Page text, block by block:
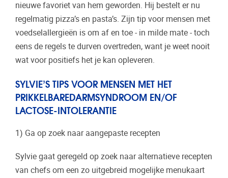
nieuwe favoriet van hem geworden. Hij bestelt er nu
regelmatig pizza’s en pasta’s. Zijn tip voor mensen met
voedselallergieën is om af en toe - in milde mate - toch
eens de regels te durven overtreden, want je weet nooit
wat voor positiefs het je kan opleveren.
SYLVIE’S TIPS VOOR MENSEN MET HET
PRIKKELBAREDARMSYNDROOM EN/OF
LACTOSE-INTOLERANTIE
1) Ga op zoek naar aangepaste recepten
Sylvie gaat geregeld op zoek naar alternatieve recepten
van chefs om een zo uitgebreid mogelijke menukaart